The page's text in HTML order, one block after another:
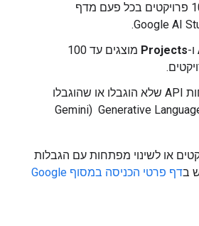
ו-Projects
מוצגים עד 100
מוצגים רק מפתחות API שלא הוגבלו או שהוגבלו
ספציפית ל-Generative Language API ‏ (Gemini
או לשינוי מפתחות עם הגבלות
ב
דף פרטי הכניסה במסוף Google